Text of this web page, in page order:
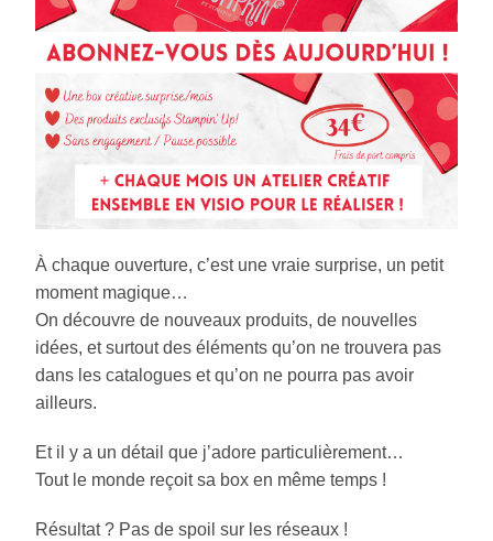
À chaque ouverture, c’est une vraie surprise, un petit
moment magique…
On découvre de nouveaux produits, de nouvelles
idées, et surtout des éléments qu’on ne trouvera pas
dans les catalogues et qu’on ne pourra pas avoir
ailleurs.
Et il y a un détail que j’adore particulièrement…
Tout le monde reçoit sa box en même temps !
Résultat ? Pas de spoil sur les réseaux !